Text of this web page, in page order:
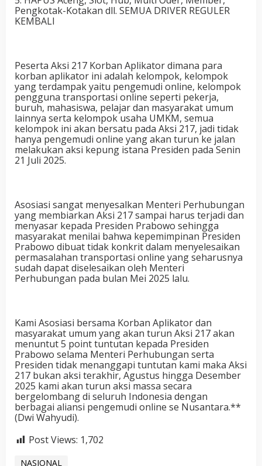
Pengkotak-Kotakan dll. SEMUA DRIVER REGULER
KEMBALI
Peserta Aksi 217 Korban Aplikator dimana para
korban aplikator ini adalah kelompok, kelompok
yang terdampak yaitu pengemudi online, kelompok
pengguna transportasi online seperti pekerja,
buruh, mahasiswa, pelajar dan masyarakat umum
lainnya serta kelompok usaha UMKM, semua
kelompok ini akan bersatu pada Aksi 217, jadi tidak
hanya pengemudi online yang akan turun ke jalan
melakukan aksi kepung istana Presiden pada Senin
21 Juli 2025.
Asosiasi sangat menyesalkan Menteri Perhubungan
yang membiarkan Aksi 217 sampai harus terjadi dan
menyasar kepada Presiden Prabowo sehingga
masyarakat menilai bahwa kepemimpinan Presiden
Prabowo dibuat tidak konkrit dalam menyelesaikan
permasalahan transportasi online yang seharusnya
sudah dapat diselesaikan oleh Menteri
Perhubungan pada bulan Mei 2025 lalu.
Kami Asosiasi bersama Korban Aplikator dan
masyarakat umum yang akan turun Aksi 217 akan
menuntut 5 point tuntutan kepada Presiden
Prabowo selama Menteri Perhubungan serta
Presiden tidak menanggapi tuntutan kami maka Aksi
217 bukan aksi terakhir, Agustus hingga Desember
2025 kami akan turun aksi massa secara
bergelombang di seluruh Indonesia dengan
berbagai aliansi pengemudi online se Nusantara.**
(Dwi Wahyudi).
Post Views: 1,702
NASIONAL